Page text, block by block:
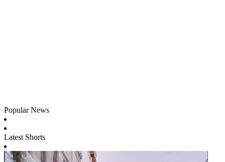
Popular News
Latest Shorts